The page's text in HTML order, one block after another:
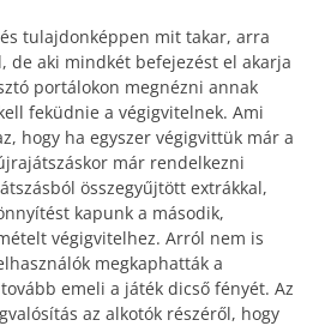
tulajdonképpen mit takar, arra
de aki mindkét befejezést el akarja
portálokon megnézni annak
feküdnie a végigvitelnek. Ami
hogy ha egyszer végigvittük már a
már rendelkezni
összegyűjtött extrákkal,
kapunk a második,
végigvitelhez. Arról nem is
megkaphatták a
emeli a játék dicső fényét. Az
az alkotók részéről, hogy